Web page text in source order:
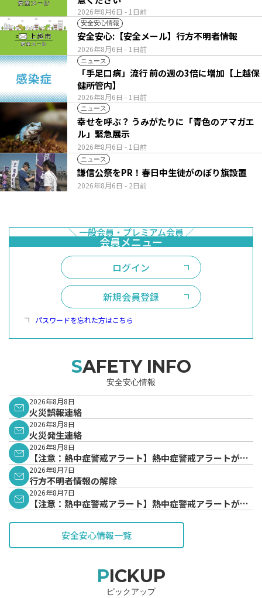
2026年8月6日 - 1日前
安全安心情報
2026年8月6日 - 1日前
安全安心:【安全メール】行方不明者情報
ニュース
2026年8月6日 - 1日前
「手足口病」流行 前の週の3倍に増加【上越保
健所管内】
ニュース
2026年8月6日 - 1日前
幸せを呼ぶ？ うみがたりに「青色のアマガエ
ル」緊急展示
ニュース
2026年8月6日 - 2日前
謙信公祭をPR！春日中生徒がのぼり旗設置
ログイン
新規会員登録
パスワードを忘れた方はこちら
SAFETY INFO
安全安心情報
2026年8月8日
火災誤報連絡
2026年8月8日
火災発生連絡
2026年8月8日
【注意：熱中症警戒アラート】熱中症警戒アラートが発
表されています。
2026年8月7日
行方不明者情報の解除
2026年8月7日
【注意：熱中症警戒アラート】熱中症警戒アラートが発
安全安心情報一覧
PICKUP
ピックアップ